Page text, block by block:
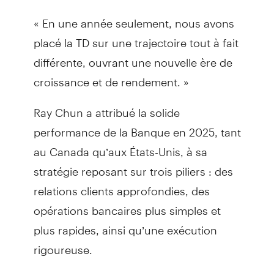
« En une année seulement, nous avons
placé la TD sur une trajectoire tout à fait
différente, ouvrant une nouvelle ère de
croissance et de rendement. »
Ray Chun a attribué la solide
performance de la Banque en 2025, tant
au Canada qu’aux États-Unis, à sa
stratégie reposant sur trois piliers : des
relations clients approfondies, des
opérations bancaires plus simples et
plus rapides, ainsi qu’une exécution
rigoureuse.